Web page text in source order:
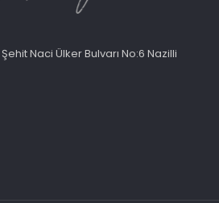
Naci Ülker Bulvarı No:6 Nazilli